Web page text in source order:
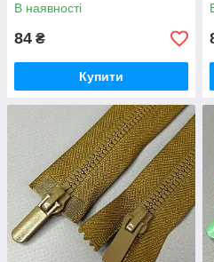
В наявності
84 ₴
Купити